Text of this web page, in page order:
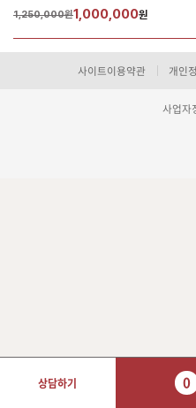
1,250,000원1,000,000원
사이트이용약관 개인
사업자
장바구니 담기
상담하기 0